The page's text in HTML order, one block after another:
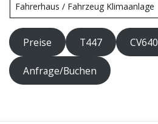
Fahrerhaus / Fahrzeug Klimaanlage
Preise T447 CV640
Anfrage/Buchen